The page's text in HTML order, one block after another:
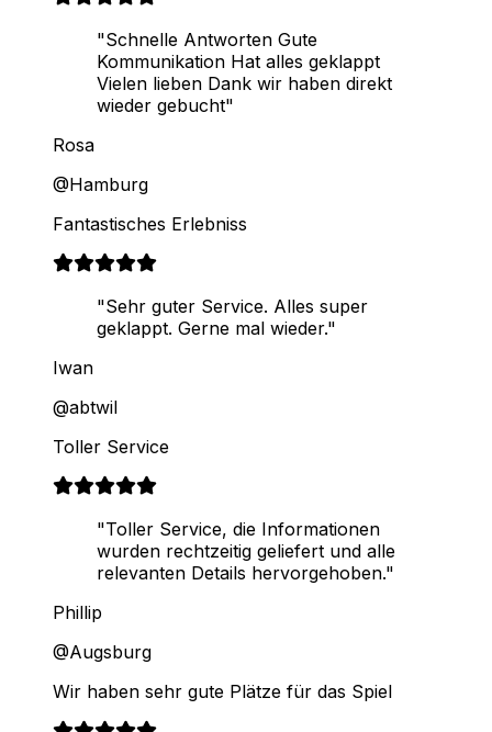
"Schnelle Antworten Gute
Kommunikation Hat alles geklappt
Vielen lieben Dank wir haben direkt
wieder gebucht"
Rosa
@Hamburg
Fantastisches Erlebniss
"Sehr guter Service. Alles super
geklappt. Gerne mal wieder."
Iwan
@abtwil
Toller Service
"Toller Service, die Informationen
wurden rechtzeitig geliefert und alle
relevanten Details hervorgehoben."
Phillip
@Augsburg
Wir haben sehr gute Plätze für das Spiel